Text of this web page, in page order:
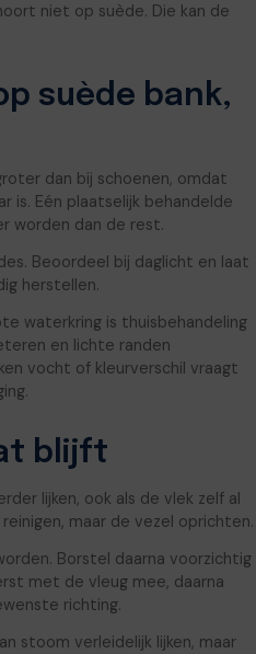
niet op suède. Die kan de
suède bank,
dan bij schoenen, omdat
is. Eén plaatselijk behandelde
worden dan de rest.
Beoordeel bij daglicht en laat
herstellen.
waterkring is thuisbehandeling
en lichte randen
vocht of kleurverschil vraagt
blijft
lijken, ook als de vlek zelf al
maar de vezel oprichten.
Borstel daarna voorzichtig
met de vleug mee, daarna
richting.
stoom verleidelijk lijken, maar